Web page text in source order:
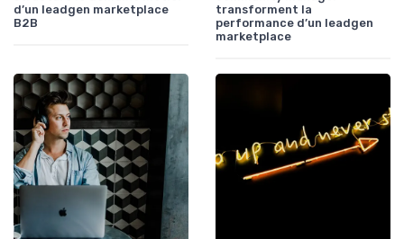
d’un leadgen marketplace
B2B
transforment la
performance d’un leadgen
marketplace